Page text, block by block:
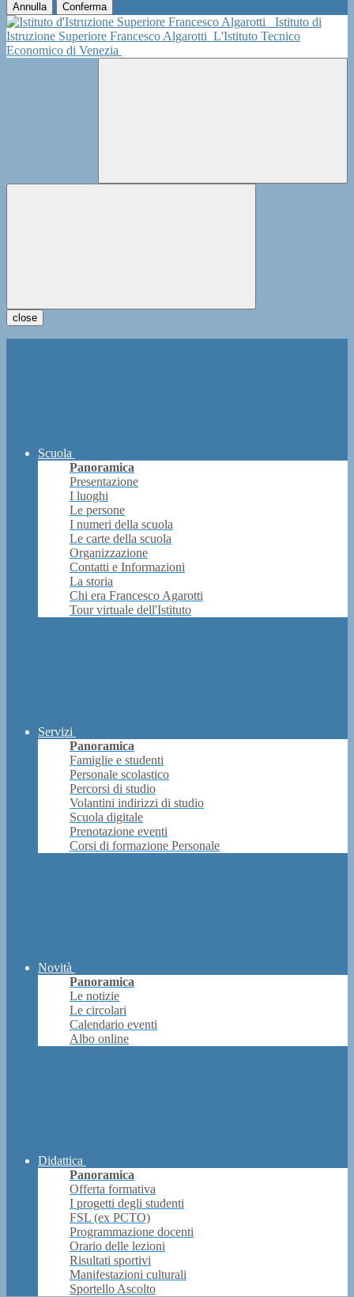
Annulla Conferma
Istituto di
Istruzione Superiore Francesco Algarotti L'Istituto Tecnico
Economico di Venezia
close
Scuola
Panoramica
Presentazione
I luoghi
Le persone
I numeri della scuola
Le carte della scuola
Organizzazione
Contatti e Informazioni
La storia
Chi era Francesco Agarotti
Tour virtuale dell'Istituto
Servizi
Panoramica
Famiglie e studenti
Personale scolastico
Percorsi di studio
Volantini indirizzi di studio
Scuola digitale
Prenotazione eventi
Corsi di formazione Personale
Novità
Panoramica
Le notizie
Le circolari
Calendario eventi
Albo online
Didattica
Panoramica
Offerta formativa
I progetti degli studenti
FSL (ex PCTO)
Programmazione docenti
Orario delle lezioni
Risultati sportivi
Manifestazioni culturali
Sportello Ascolto